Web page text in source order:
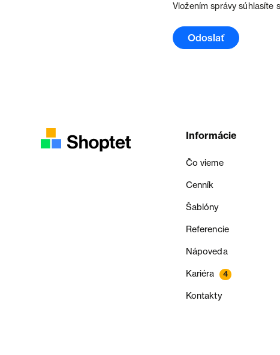
Vložením správy súhlasíte s
Odoslať
Informácie
Čo vieme
Cenník
Šablóny
Referencie
Nápoveda
Kariéra 4
Kontakty